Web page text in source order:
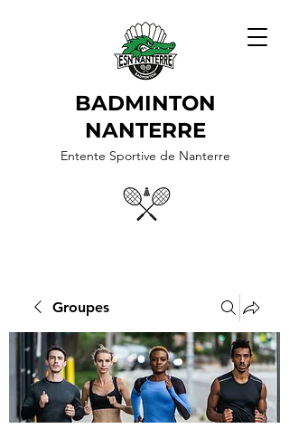
BADMINTON
NANTERRE
Entente Sportive de Nanterre
Groupes